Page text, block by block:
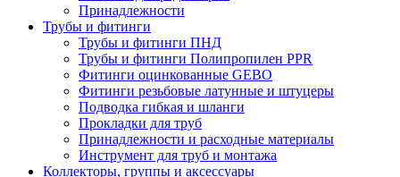
Принадлежности
Трубы и фитинги
Трубы и фитинги ПНД
Трубы и фитинги Полипропилен PPR
Фитинги оцинкованные GEBO
Фитинги резьбовые латунные и штуцеры
Подводка гибкая и шланги
Прокладки для труб
Принадлежности и расходные материалы
Инструмент для труб и монтажа
Коллекторы, группы и аксессуары